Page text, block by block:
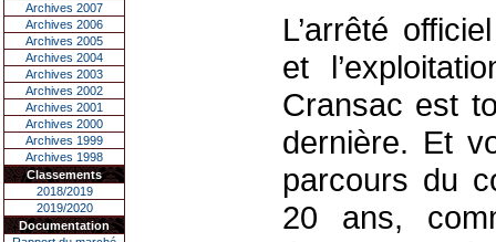
Archives 2007
Archives 2006
Archives 2005
Archives 2004
Archives 2003
Archives 2002
Archives 2001
Archives 2000
Archives 1999
Archives 1998
Classements
2018/2019
2019/2020
Documentation
L’arrêté
et
Cransac est
dernière. Et
parcours du
20 ans,